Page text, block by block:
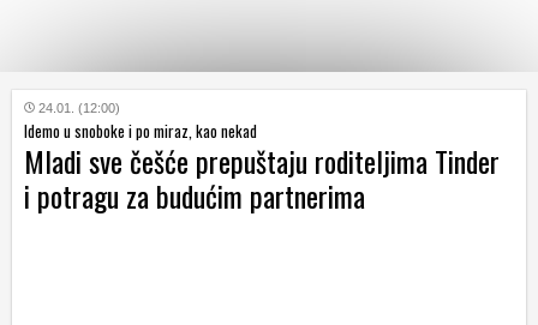
KATEGORIJE
HRVATSKI
WEB
24.01. (12:00)
Idemo u snoboke i po miraz, kao nekad
Mladi sve češće prepuštaju roditeljima Tinder
i potragu za budućim partnerima